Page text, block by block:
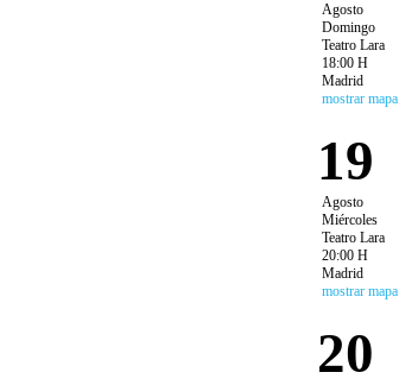
Agosto
Domingo
Teatro Lara
18:00 H
Madrid
mostrar mapa
19
Agosto
Miércoles
Teatro Lara
20:00 H
Madrid
mostrar mapa
20